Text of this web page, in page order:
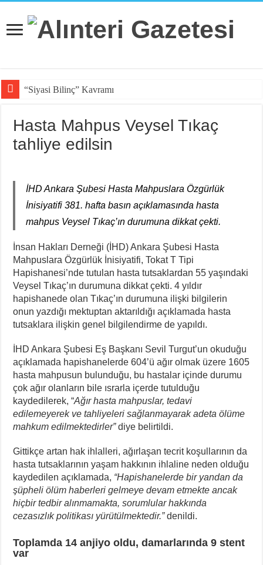
“Siyasi Bilinç” Kavramının Unsurlar
Hasta Mahpus Veysel Tıkaç
tahliye edilsin
İHD Ankara Şubesi Hasta Mahpuslara Özgürlük
İnisiyatifi 381. hafta basın açıklamasında hasta
mahpus Veysel Tıkaç’ın durumuna dikkat çekti.
İnsan Hakları Derneği (İHD) Ankara Şubesi Hasta
Mahpuslara Özgürlük İnisiyatifi, Tokat T Tipi
Hapishanesi’nde tutulan hasta tutsaklardan 55 yaşındaki
Veysel Tıkaç’ın durumuna dikkat çekti. 4 yıldır
hapishanede olan Tıkaç’ın durumuna ilişki bilgilerin
onun yazdığı mektuptan aktarıldığı açıklamada hasta
tutsaklara ilişkin genel bilgilendirme de yapıldı.
İHD Ankara Şubesi Eş Başkanı Sevil Turgut’un okuduğu
açıklamada hapishanelerde 604’ü ağır olmak üzere 1605
hasta mahpusun bulunduğu, bu hastalar içinde durumu
çok ağır olanların bile ısrarla içerde tutulduğu
kaydedilerek, “Ağır hasta mahpuslar, tedavi
edilemeyerek ve tahliyeleri sağlanmayarak adeta ölüme
mahkum edilmektedirler”diye belirtildi.
Gittikçe artan hak ihlalleri, ağırlaşan tecrit koşullarının da
hasta tutsaklarının yaşam hakkının ihlaline neden olduğu
kaydedilen açıklamada, “Hapishanelerde bir yandan da
şüpheli ölüm haberleri gelmeye devam etmekte ancak
hiçbir tedbir alınmamakta, sorumlular hakkında
cezasızlık politikası yürütülmektedir.”denildi.
Toplamda 14 anjiyo oldu, damarlarında 9 stent
var